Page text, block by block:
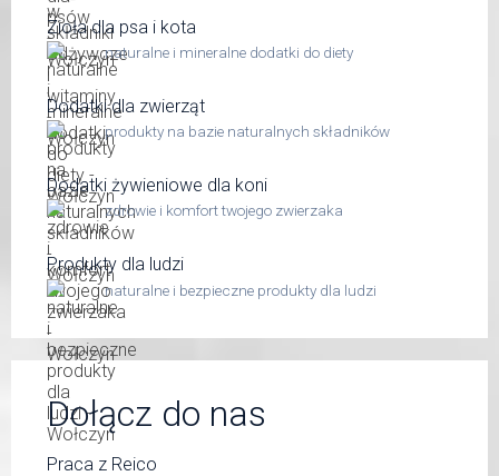
Zioła dla psa i kota
naturalne i mineralne dodatki do diety
Dodatki dla zwierząt
produkty na bazie naturalnych składników
Dodatki żywieniowe dla koni
zdrowie i komfort twojego zwierzaka
Produkty dla ludzi
naturalne i bezpieczne produkty dla ludzi
Dołącz do nas
Praca z Reico